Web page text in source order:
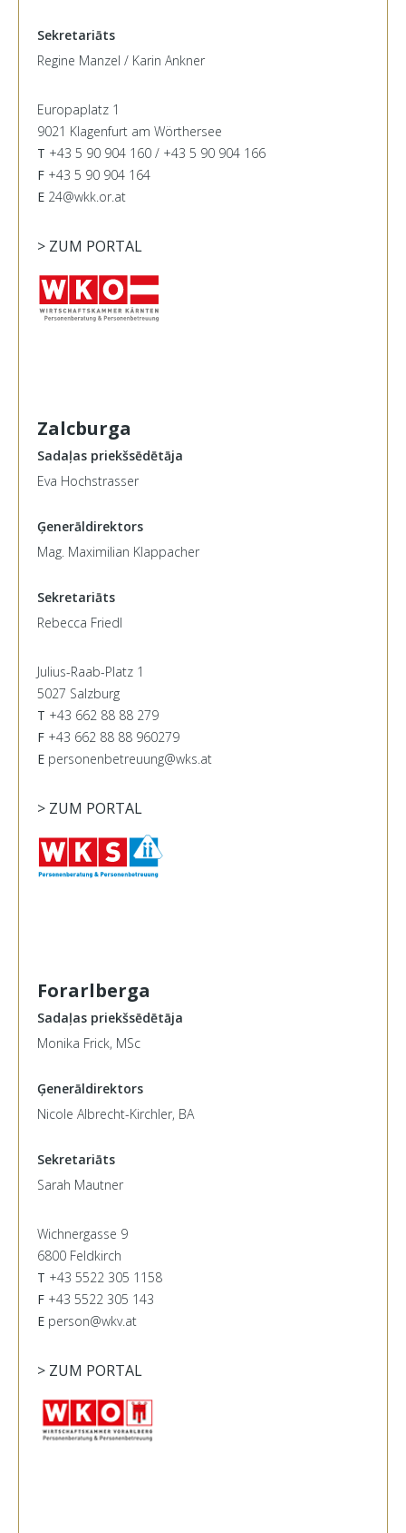
Sekretariāts
Regine Manzel / Karin Ankner
Europaplatz 1
9021 Klagenfurt am Wörthersee
T +43 5 90 904 160 / +43 5 90 904 166
F +43 5 90 904 164
E 24@wkk.or.at
> ZUM PORTAL
Zalcburga
Sadaļas priekšsēdētāja
Eva Hochstrasser
Ģenerāldirektors
Mag. Maximilian Klappacher
Sekretariāts
Rebecca Friedl
Julius-Raab-Platz 1
5027 Salzburg
T +43 662 88 88 279
F +43 662 88 88 960279
E personenbetreuung@wks.at
> ZUM PORTAL
Forarlberga
Sadaļas priekšsēdētāja
Monika Frick, MSc
Ģenerāldirektors
Nicole Albrecht-Kirchler, BA
Sekretariāts
Sarah Mautner
Wichnergasse 9
6800 Feldkirch
T +43 5522 305 1158
F +43 5522 305 143
E person@wkv.at
> ZUM PORTAL